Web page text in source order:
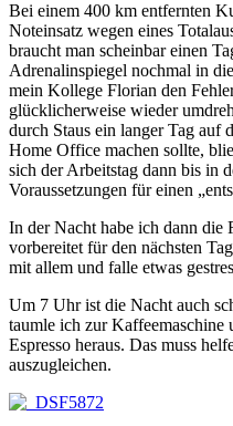
Bei einem 400 km entfernten
Noteinsatz wegen eines
braucht man scheinbar einen
Adrenalinspiegel nochmal in
mein Kollege Florian den
glücklicherweise wieder
durch Staus ein langer Tag
Home Office machen sollte,
sich der Arbeitstag dann bis in
Voraussetzungen für einen
In der Nacht habe ich dann die
vorbereitet für den nächsten
mit allem und falle etwas
Um 7 Uhr ist die Nacht auch
taumle ich zur Kaffeemaschine
Espresso heraus. Das muss
auszugleichen.